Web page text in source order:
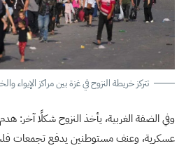
تتركز خريطة النزوح في غزة بين مراكز الإيواء
وفي الضفة الغربية، يأخذ النزوح شكلًا آخر:
عسكرية، وعنف مستوطنين يدفع تجمعات